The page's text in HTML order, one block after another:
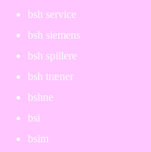
bsh service
bsh siemens
bsh spillere
bsh træner
bshne
bsi
bsim